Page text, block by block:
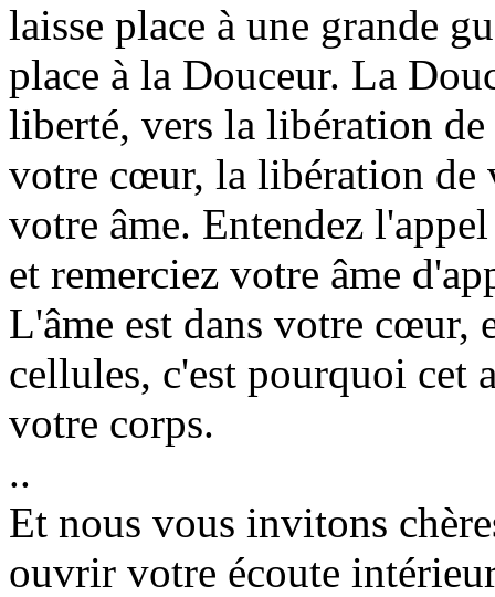
laisse place à une grande
place à la Douceur. La
liberté, vers la libération
votre cœur, la libération de
votre âme. Entendez
et remerciez votre âme
L'âme est dans votre cœur,
cellules, c'est pourquoi cet
votre corps.
..
Et nous vous invitons
ouvrir votre écoute